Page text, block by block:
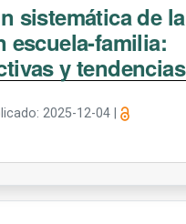
sistemática de la
escuela-familia:
y tendencias
2025-12-04